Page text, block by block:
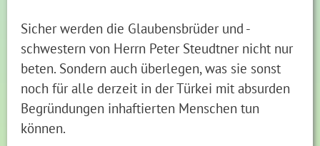
Sicher werden die Glaubensbrüder und -
schwestern von Herrn Peter Steudtner nicht nur
beten. Sondern auch überlegen, was sie sonst
noch für alle derzeit in der Türkei mit absurden
Begründungen inhaftierten Menschen tun
können.